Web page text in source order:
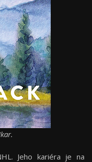
Jeho kariéra je na